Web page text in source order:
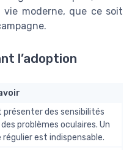
vie moderne, que ce soit
l’adoption
présenter des sensibilités
problèmes oculaires. Un
est indispensable.